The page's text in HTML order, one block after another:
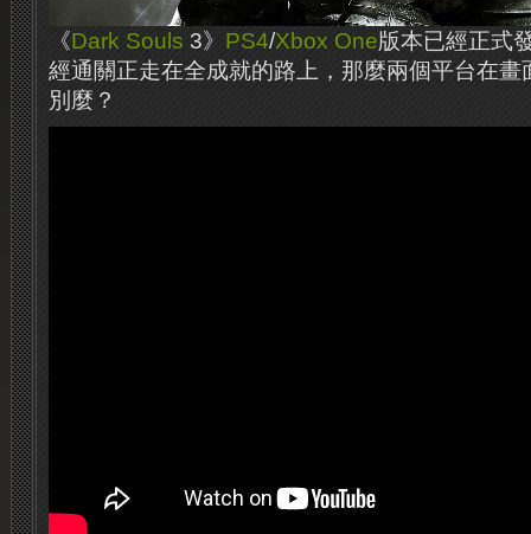
《Dark Souls 3》 PS4/Xbox One版本已經正式
經通關正走在全成就的路上，那麼兩個平台在畫
別麼？